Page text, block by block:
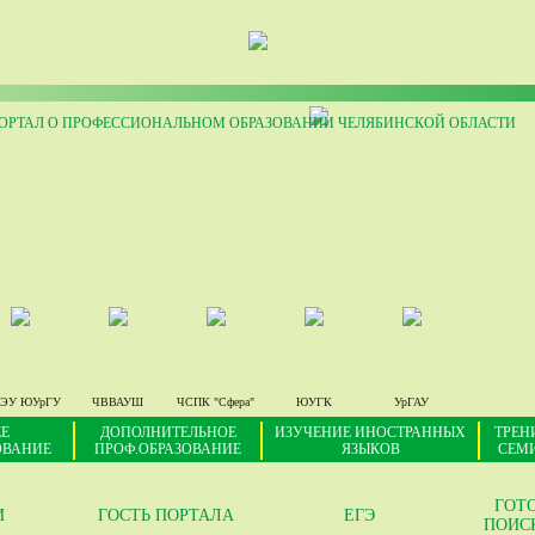
О ПРОФЕССИОНАЛЬНОМ ОБРАЗОВАНИИ ЧЕЛЯБИНСКОЙ ОБЛАСТИ
ЮУрГУ ЧВВАУШ ЧСПК "Сфера" ЮУГК УрГАУ
ДОПОЛНИТЕЛЬНОЕ
ПРОФ.ОБРАЗОВАНИЕ
ИЗУЧЕНИЕ ИНОСТРАННЫХ
ЯЗЫКОВ
ГОСТЬ ПОРТАЛА ЕГЭ